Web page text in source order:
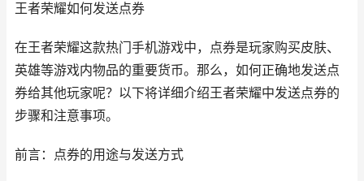
王者荣耀如何发送点券
在王者荣耀这款热门手机游戏中，点券是玩家购买皮肤、
英雄等游戏内物品的重要货币。那么，如何正确地发送点
券给其他玩家呢？以下将详细介绍王者荣耀中发送点券的
步骤和注意事项。
前言：点券的用途与发送方式